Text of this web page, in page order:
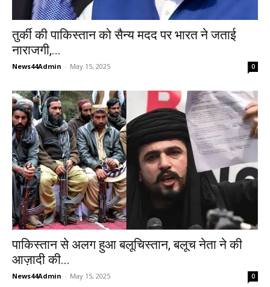
तुर्की की पाकिस्तान को सैन्य मदद पर भारत ने जताई
नाराजगी,...
News44Admin - May 15, 2025 0
पाकिस्तान से अलग हुआ बलूचिस्तान, बलूच नेता ने की
आज़ादी की...
News44Admin - May 15, 2025 0